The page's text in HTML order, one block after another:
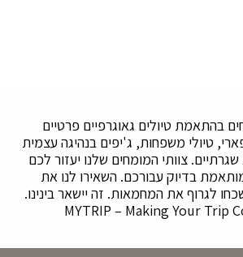
בהתאמת טיולים גאוגרפיים פרטיים
טיולי משפחות, ג'יפים בנהיגה עצמית
צוותי המומחים שלנו יעזור לכם
בדיוק עבורכם. השאירו לנו את
לגרוף את המחמאות. זה יישאר בינינו.
MYTRIP – Making Your Trip